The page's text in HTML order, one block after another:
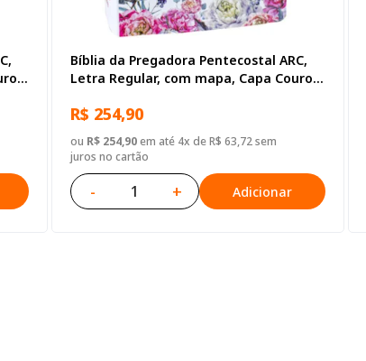
Bíblia da Pregadora Pentecostal ARC,
Letra Regular, com mapa, Capa Couro
R$ 254,90
ou R$ 254,90em até 4x de R$ 63,72 sem
juros no cartão
- + Adicionar